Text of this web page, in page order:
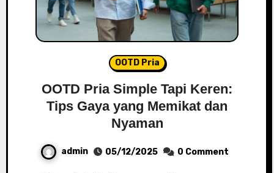
OOTD Pria
OOTD Pria Simple Tapi Keren:
Tips Gaya yang Memikat dan
Nyaman
admin 05/12/2025 0 Comment